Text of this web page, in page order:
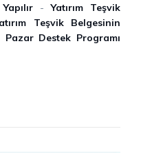
-Yatırım Teşvik
Teşvik Belgesinin
Pazar Destek Programı